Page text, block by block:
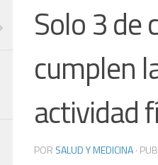
Solo 3 de
cumplen
actividad
POR SALUD Y MEDICINA·